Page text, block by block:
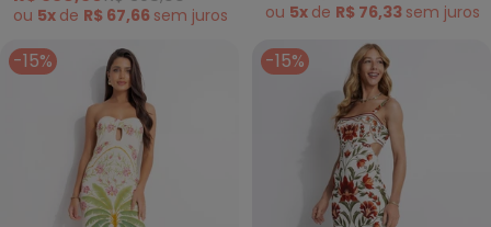
ou 5x de R$ 67,66 sem juros ou 5x de R$ 76,33 semjuros
-15% -15%